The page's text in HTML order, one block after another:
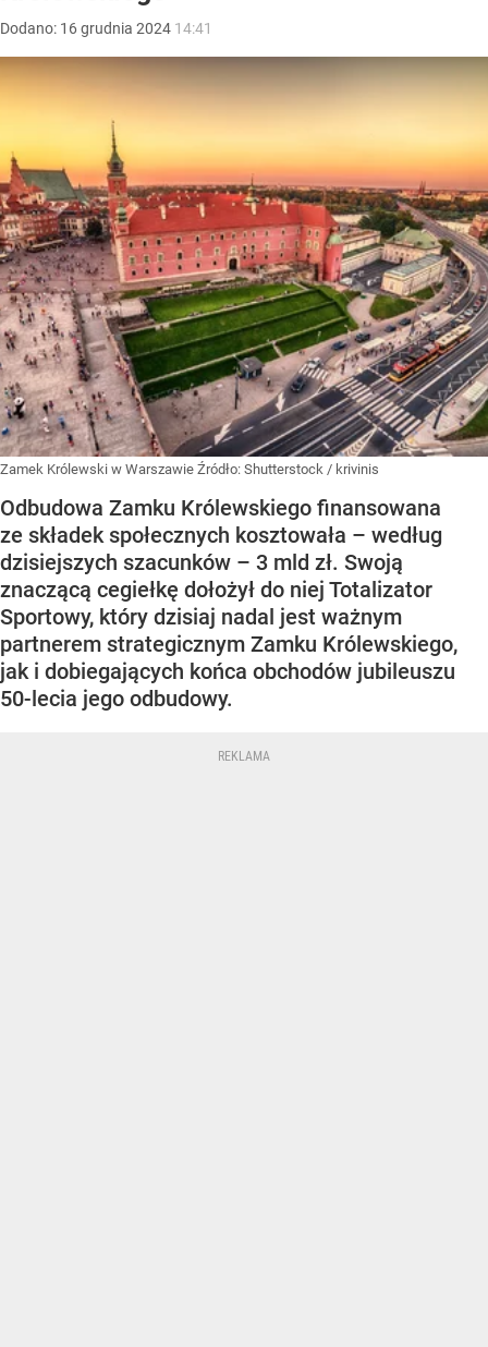
Dodano: 16grudnia 2024 14:41
Zamek Królewski w Warszawie Źródło: Shutterstock / krivinis
Odbudowa Zamku Królewskiego finansowana
ze składek społecznych kosztowała – według
dzisiejszych szacunków – 3 mld zł. Swoją
znaczącą cegiełkę dołożył do niej Totalizator
Sportowy, który dzisiaj nadal jest ważnym
partnerem strategicznym Zamku Królewskiego,
jak i dobiegających końca obchodów jubileuszu
50-lecia jego odbudowy.